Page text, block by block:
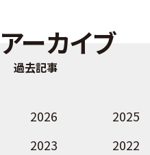
アーカイブ
過去記事
2026 2025
2023
2022